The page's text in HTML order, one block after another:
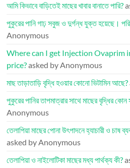
আমি কিভাবে বাড়িতেই মাছের খাবার বানাতে পারি?
পুকুরের পানি গাঢ় সবুজ ও দুর্গন্ধ যুক্ত হয়েছে।
Anonymous
Where can I get Injection Ovaprim
price?asked by Anonymous
মাছ তাড়াতাড়ি বৃদ্ধি হওয়ার কোনো ভিটামিন আছে?
পুকুরের পানির তাপমাত্রার সাথে মাছের বৃদ্ধির
Anonymous
তেলাপিয়া মাছের পোনা উৎপাদনে হ্যাচারী ও চাষ
asked by Anonymous
তেলাপিয়া ও নাইলোটিকা মাছের মধ্য পার্থক্য কী?